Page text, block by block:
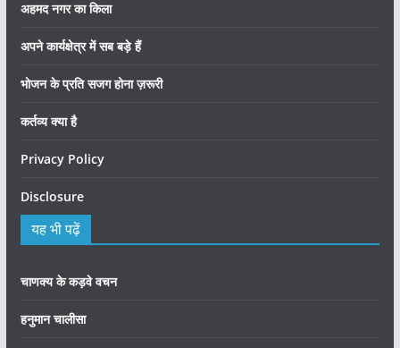
अहमद नगर का किला
अपने कार्यक्षेत्र में सब बड़े हैं
भोजन के प्रति सजग होना ज़रूरी
कर्तव्य क्या है
Privacy Policy
Disclosure
यह भी पढ़ें
चाणक्य के कड़वे वचन
हनुमान चालीसा